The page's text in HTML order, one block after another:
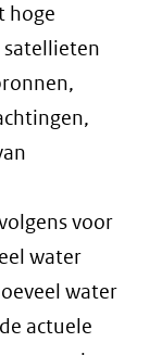
hoge
voor
water
water
actuele